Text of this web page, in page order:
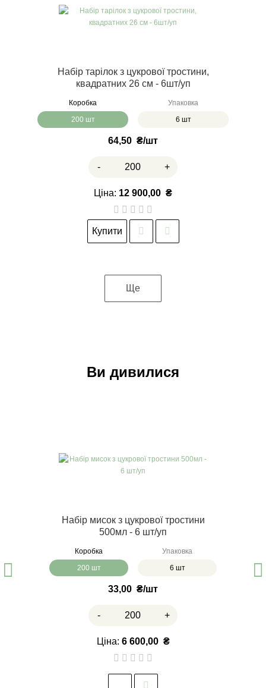
Набір тарілок з цукрової тростини,
квадратних 26 см - 6шт/уп
Коробка
200 шт
Упаковка
6 шт
64,50 ₴
- +
Ціна: 12 900,00 ₴
Купити
Ще
Ви дивилися
Набір мисок з цукрової тростини
500мл - 6 шт/уп
Коробка
200 шт
Упаковка
6 шт
33,00 ₴
- +
Ціна: 6 600,00 ₴